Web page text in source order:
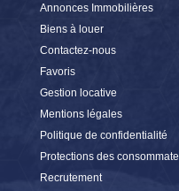
Annonces Immobilières
Biens à louer
Contactez-nous
Favoris
Gestion locative
Mentions légales
Politique de confidentialité
Protections des
Recrutement